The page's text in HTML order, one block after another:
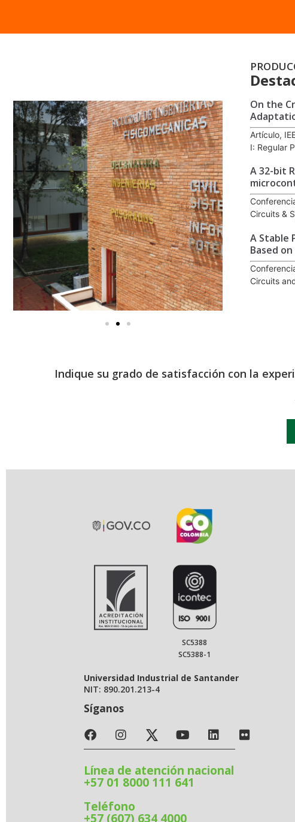
On the
Artículo,
I: Regular
A 32-bit
Circuits &
A Stable
Based on
Circuits
Indique su grado de satisfacción con la